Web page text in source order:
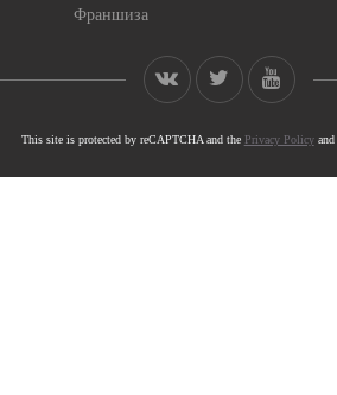
Франшиза
This site is protected by reCAPTCHA and the Privacy Policyand